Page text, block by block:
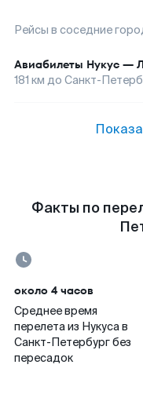
Рейсы в соседние
Авиабилеты Нукус —
181 км до Санкт-
Факты по
около 4 часов
Среднее время
перелета из Нукуса в
Санкт-Петербург без
пересадок